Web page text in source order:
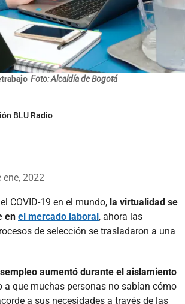
Foto: Alcaldía de Bogotá
BLU Radio
2022
COVID-19 en el mundo, la virtualidad se
en el mercado laboral, ahora las
de selección se trasladaron a una
aumentó durante el aislamiento
a que muchas personas no sabían cómo
a sus necesidades a través de las